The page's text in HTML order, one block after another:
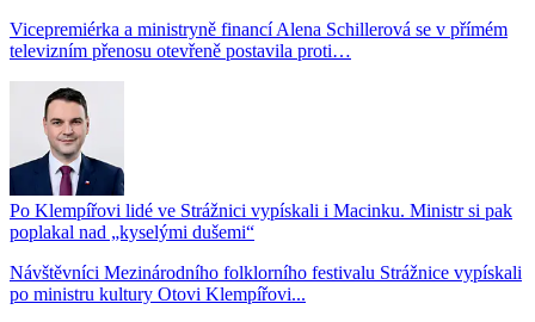
Vicepremiérka a ministryně financí Alena Schillerová se v přímém
televizním přenosu otevřeně postavila proti…
Po Klempířovi lidé ve Strážnici vypískali i Macinku. Ministr si pak
poplakal nad „kyselými dušemi“
Návštěvníci Mezinárodního folklorního festivalu Strážnice vypískali
po ministru kultury Otovi Klempířovi...